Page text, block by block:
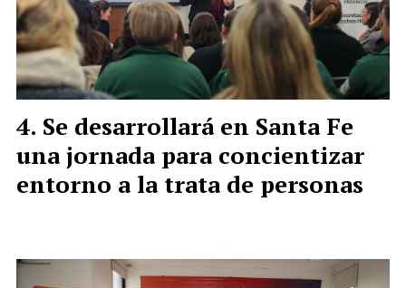
Se desarrollará en Santa Fe
una jornada para concientizar
entorno a la trata de personas